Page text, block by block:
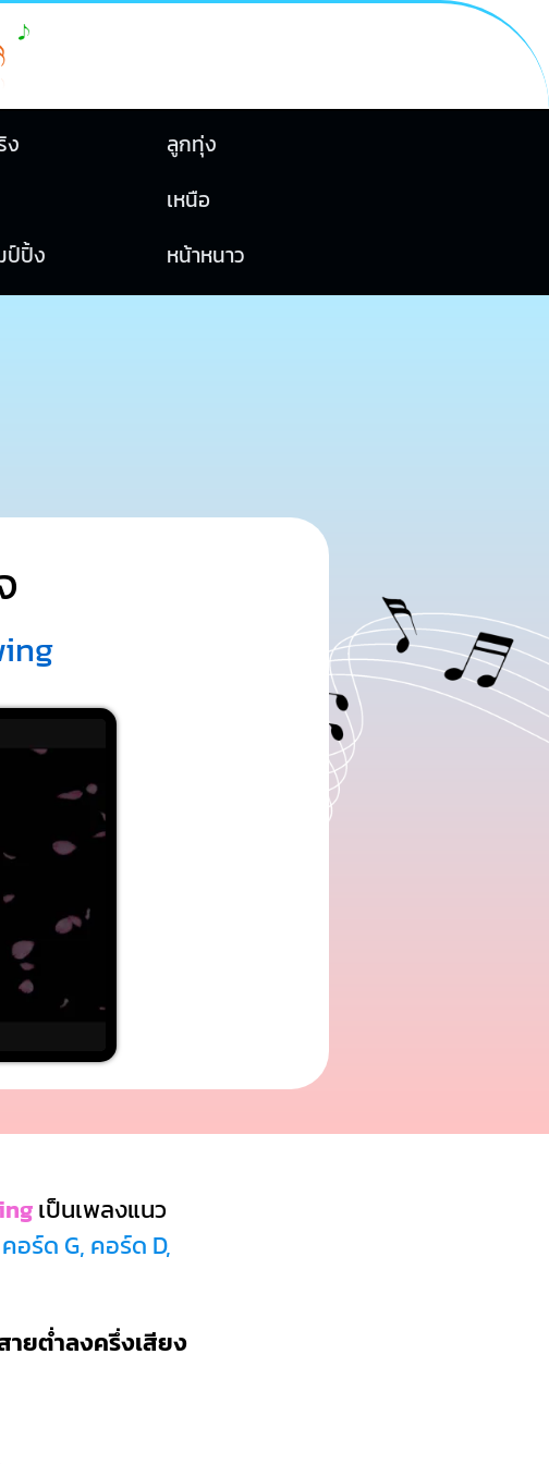
ง
ลูกทุ่ง
เหนือ
ป์ปิ้ง หน้าหนาว
เป็นเพลงแนว
คอร์ด G, คอร์ด D,
ยต่ำลงครึ่งเสียง